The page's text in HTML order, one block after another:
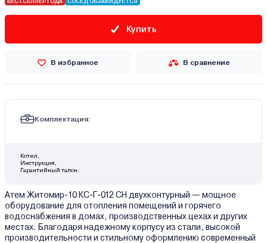
БЕСТСЕЛЛЕР ГОДА СОСЕД ОБЗАВИДУЕТСЯ
Купить
В избранное В сравнение
Комплектация:
Котел,
Инструкция,
Гарантийный талон.
Атем Житомир-10 КС-Г-012 СН двухконтурный — мощное
оборудование для отопления помещений и горячего
водоснабжения в домах, производственных цехах и других
местах. Благодаря надежному корпусу из стали, высокой
производительности и стильному оформлению современный